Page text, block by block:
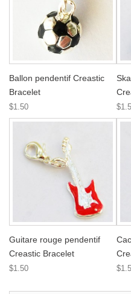
Ballon pendentif Creastic
Bracelet
$1.50
Guitare rouge pendentif
Creastic Bracelet
$1.50